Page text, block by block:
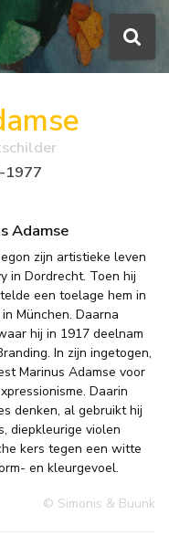
1977
Adamse
zijn artistieke leven
in Dordrecht. Toen hij
in
München. Daarna
hij in 1917 deelnam
In zijn ingetogen,
voor
Daarin
denken, al gebruikt hij
diepkleurige violen
kers tegen een witte
en kleurgevoel.
© Simonis & Buunk